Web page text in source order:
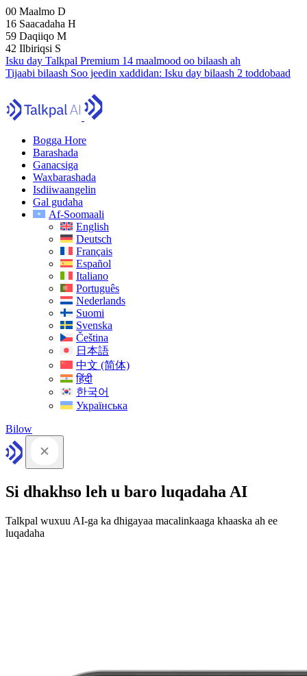
00 Maalmo D
16 Saacadaha H
59 Daqiiqo M
41 Ilbiriqsi S
Isku day Talkpal Premium 14 maalmood oo bilaash ah
Tijaabi bilaash Soo jeedin xaddidan: Isku day bilaash 2 toddobaad
Bogga Hore
Barashada
Ganacsiga
Waxbarashada
Isdiiwaangelin
Gal gudaha
Af-Soomaali
English
Deutsch
Français
Español
Italiano
Português
Nederlands
Suomi
Svenska
Čeština
日本語
中文 (简体)
हिंदी
한국어
Українська
Bilow
Si dhakhso leh u baro luqadaha AI
Talkpal wuxuu AI-ga ka dhigayaa macalinkaaga khaaska ah ee
luqadaha